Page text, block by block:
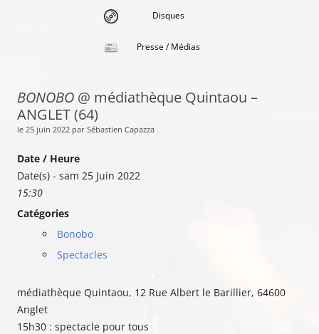
Disques
Presse / Médias
BONOBO @ médiathèque Quintaou –
ANGLET (64)
le 25 juin 2022 par Sébastien Capazza
Date / Heure
Date(s) - sam 25 Juin 2022
15:30
Catégories
Bonobo
Spectacles
médiathèque Quintaou, 12 Rue Albert le Barillier, 64600
Anglet
15h30 : spectacle pour tous